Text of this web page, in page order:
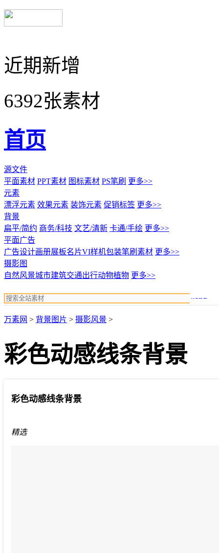
近期新增
6392张素材
首页
源文件
平面素材 PPT素材 图标素材 PS笔刷 更多>>
元素
漂浮元素 效果元素 装饰元素 促销标签 更多>>
背景
扁平/简约 商务/科技 文艺/清新 卡通/手绘 更多>>
平面广告
广告设计画册展板名片VI样机包装笔刷素材 更多>>
摄影图
自然风景城市建筑交通出行动物植物 更多>>
万素网 > 背景图片 > 摄影风景 >
彩色动感线条背景
彩色动感线条背景
精选